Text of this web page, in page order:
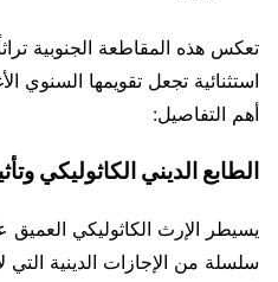
تعكس هذه المقاطعة الجنوبية
استثنائية تجعل تقويمها السنوي
أهم التفاصيل:
الطابع الديني الكاثوليكي
يسيطر الإرث الكاثوليكي
سلسلة من الإجازات الدينية التي